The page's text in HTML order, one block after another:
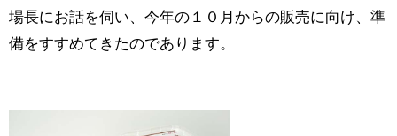
場長にお話を伺い、今年の１０月からの販売に向け、準
備をすすめてきたのであります。